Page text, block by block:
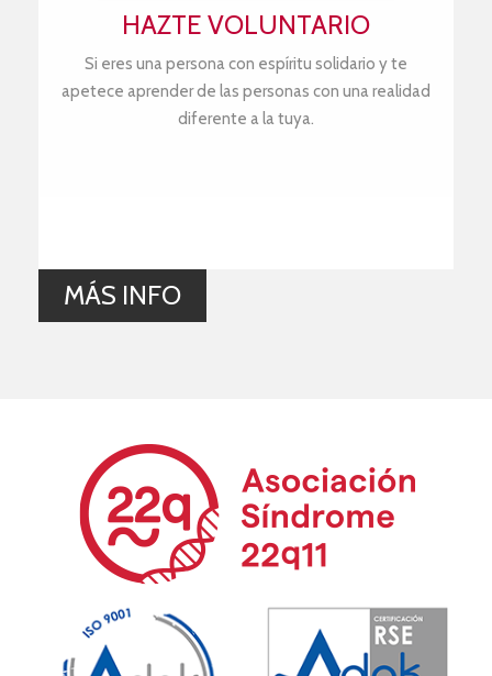
HAZTE VOLUNTARIO
Si eres una persona con espíritu solidario y te
apetece aprender de las personas con una realidad
diferente a la tuya.
MÁS INFO